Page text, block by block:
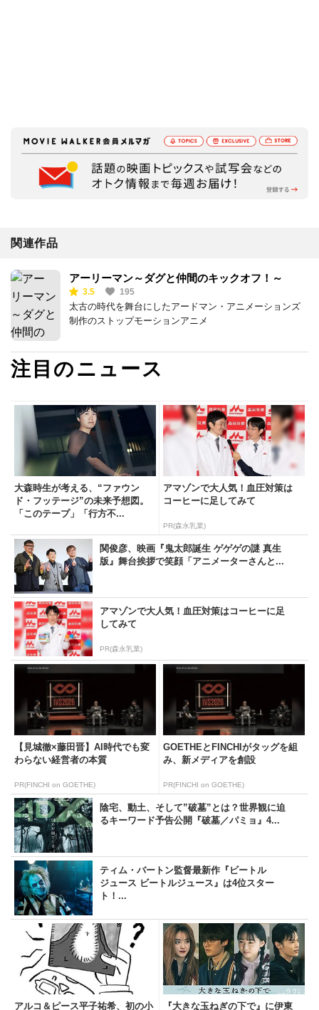
関連作品
アーリーマン～ダグと仲間のキックオフ！～
3.5 195
太古の時代を舞台にしたアードマン・アニメーションズ
制作のストップモーションアニメ
注目のニュース
大森時生が考える、“ファウン
ド・フッテージ”の未来予想図。
「このテープ」「行方不...
アマゾンで大人気！血圧対策は
コーヒーに足してみて
PR(森永乳業)
関俊彦、映画『鬼太郎誕生 ゲゲゲの謎 真生
版』舞台挨拶で笑顔「アニメーターさんと...
アマゾンで大人気！血圧対策はコーヒーに足
してみて
PR(森永乳業)
【見城徹×藤田晋】AI時代でも変
わらない経営者の本質
PR(FINCHI on GOETHE)
GOETHEとFINCHIがタッグを組
み、新メディアを創設
PR(FINCHI on GOETHE)
陰宅、動土、そして”破墓”とは？世界観に迫
るキーワード予告公開『破墓／パミョ』4...
ティム・バートン監督最新作『ビートル
ジュース ビートルジュース』は4位スター
ト！...
アルコ＆ピース平子祐希、初の小 『大きな玉ねぎの下で』に伊東